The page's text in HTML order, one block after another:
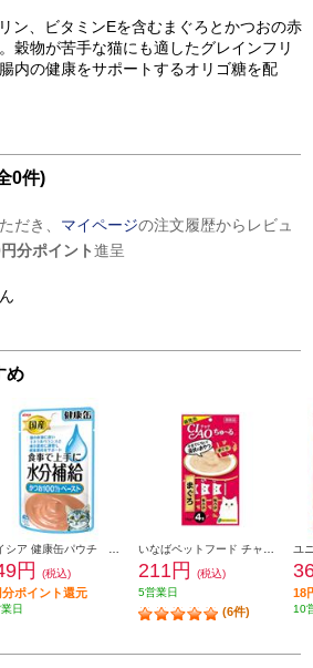
ン、ビタミンEを含むまぐろとかつおの赤
穀物が苦手な猫にも適したグレインフリ
内の健康をサポートするオリゴ糖を配
0件)
だき、 マイページの注文履歴からレビュ
分ポイント進呈
め
円 (税込)
分ポイント還元
日
211円
(税込)
5営業日
(6件)
18
10